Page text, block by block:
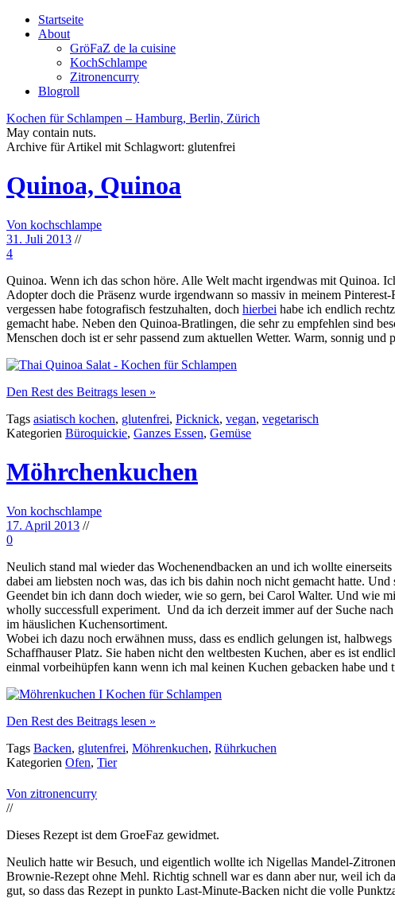
Startseite
About
GröFaZ de la cuisine
KochSchlampe
Zitronencurry
Blogroll
Kochen für Schlampen – Hamburg, Berlin, Zürich
May contain nuts.
Archive für Artikel mit Schlagwort: glutenfrei
Quinoa, Quinoa
Von kochschlampe
31. Juli 2013 //
4
Quinoa. Wenn ich das schon höre. Alle Welt macht irgendwas mit Quinoa.
Adopter doch die Präsenz wurde irgendwann so massiv in meinem
vergessen habe fotografisch festzuhalten, doch hierbei habe ich endlich
gemacht habe. Neben den Quinoa-Bratlingen, die sehr zu empfehlen sind
Menschen doch ist er sehr passend zum aktuellen Wetter. Warm, sonnig
Den Rest des Beitrags lesen »
Tags asiatisch kochen, glutenfrei, Picknick, vegan, vegetarisch
Kategorien Büroquickie, Ganzes Essen, Gemüse
Möhrchenkuchen
Von kochschlampe
17. April 2013 //
0
Neulich stand mal wieder das Wochenendbacken an und ich wollte
dabei am liebsten noch was, das ich bis dahin noch nicht gemacht hatte.
Geendet bin ich dann doch wieder, wie so gern, bei Carol Walter. Und wie
wholly successfull experiment. Und da ich derzeit immer auf der Suche
im häuslichen Kuchensortiment.
Wobei ich dazu noch erwähnen muss, dass es endlich gelungen ist,
Schaffhauser Platz. Sie haben nicht den weltbesten Kuchen, aber es ist
einmal vorbeihüpfen kann wenn ich mal keinen Kuchen gebacken habe
Den Rest des Beitrags lesen »
Tags Backen, glutenfrei, Möhrenkuchen, Rührkuchen
Kategorien Ofen, Tier
Von zitronencurry
//
Dieses Rezept ist dem GroeFaz gewidmet.
Neulich hatte wir Besuch, und eigentlich wollte ich Nigellas Mandel-
Brownie-Rezept ohne Mehl. Richtig schnell war es dann aber nur, weil ich
gut, so dass das Rezept in punkto Last-Minute-Backen nicht die volle